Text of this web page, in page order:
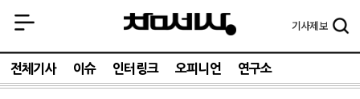
기사제보
전체기사 이슈 인터링크 오피니언 연구소